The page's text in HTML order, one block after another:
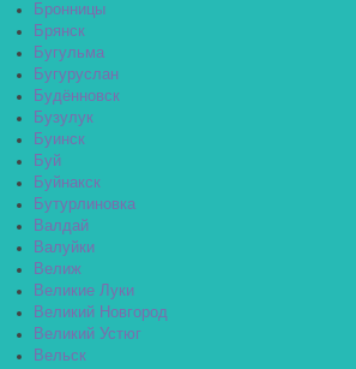
Бронницы
Брянск
Бугульма
Бугуруслан
Будённовск
Бузулук
Буинск
Буй
Буйнакск
Бутурлиновка
Валдай
Валуйки
Велиж
Великие Луки
Великий Новгород
Великий Устюг
Вельск